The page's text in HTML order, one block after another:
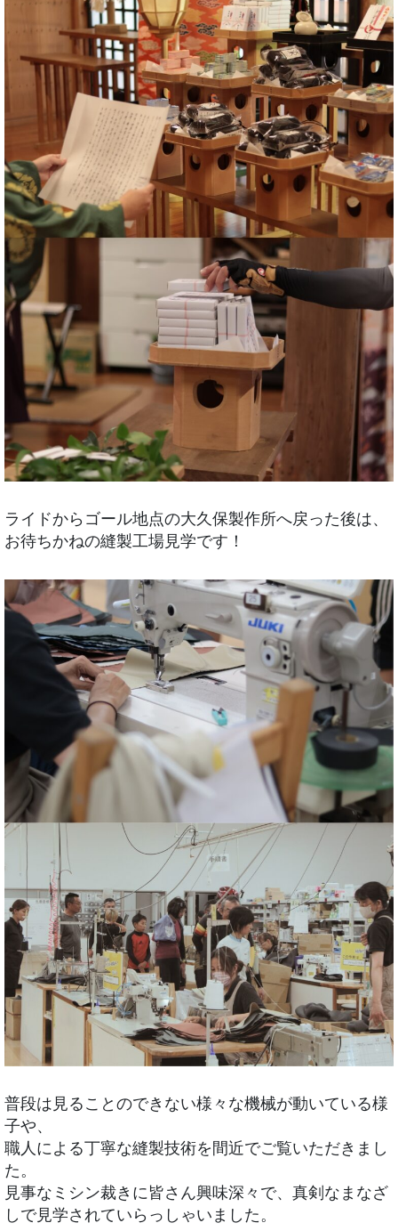
ライドからゴール地点の大久保製作所へ戻った後は、
お待ちかねの縫製工場見学です！
普段は見ることのできない様々な機械が動いている様
子や、
職人による丁寧な縫製技術を間近でご覧いただきまし
た。
見事なミシン裁きに皆さん興味深々で、真剣なまなざ
しで見学されていらっしゃいました。